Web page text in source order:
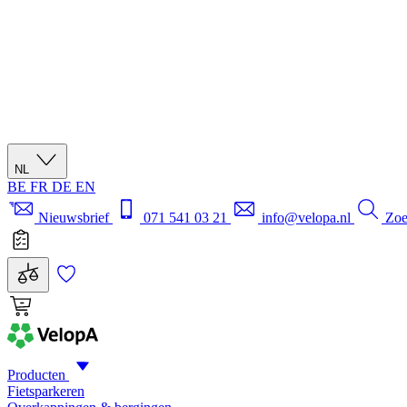
NL
BE FR DE EN
Nieuwsbrief
071 541 03 21 info@velopa.nl
Producten
Fietsparkeren